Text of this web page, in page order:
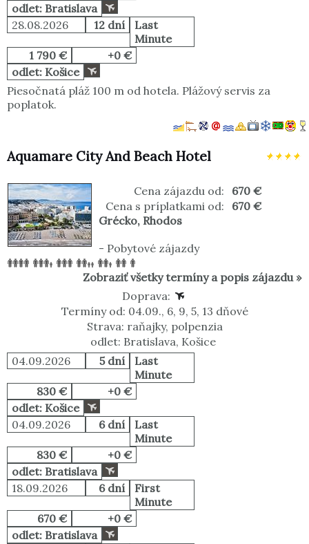
odlet: Bratislava
28.08.2026
12 dní
Last
Minute
1 790 €
+0 €
odlet: Košice
Piesočnatá pláž 100 m od hotela. Plážový servis za
poplatok.
Aquamare City And Beach Hotel
Cena zájazdu od:
670 €
Cena s príplatkami od:
670 €
Grécko, Rhodos
- Pobytové zájazdy
Zobraziť všetky termíny a popis zájazdu »
Doprava:
Termíny od: 04.09., 6, 9, 5, 13 dňové
Strava: raňajky, polpenzia
odlet: Bratislava, Košice
04.09.2026
5 dní
Last
Minute
830 €
+0 €
odlet: Košice
04.09.2026
6 dní
Last
Minute
830 €
+0 €
odlet: Bratislava
18.09.2026
6 dní
First
Minute
670 €
+0 €
odlet: Bratislava